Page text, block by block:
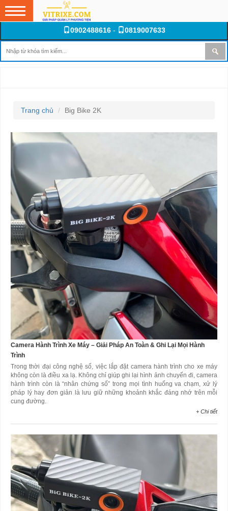
0902488616- 0819007633
Trang chủ Big Bike 2K
Camera Hành Trình Xe Máy – Giải Pháp An Toàn & Ghi Lại Mọi Hành
Trình
Trong thời đại công nghệ số, việc lắp đặt camera hành trình cho xe máy
không còn là điều xa lạ. Không chỉ giúp ghi lại hình ảnh chuyến đi, camera
hành trình còn là “nhân chứng số” trong mọi tình huống va chạm, xử lý
pháp lý hay đơn giản là lưu giữ những khoảnh khắc đáng nhớ trên mỗi
cung đường.
+ Chi tiết